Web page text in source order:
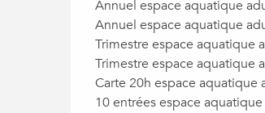
Annuel espace aquatique
Annuel espace aquatique
Trimestre espace aquatique
Trimestre espace aquatique
Carte 20h espace aquatique
10 entrées espace